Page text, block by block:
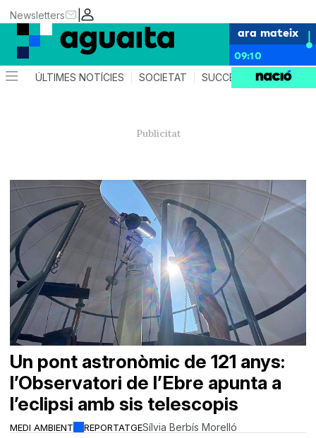
|
Newsletters
ara mateix
09:10
ÚLTIMES NOTÍCIES SOCIETAT SUCCESSOS AGENDA
MEDI AMBIENT REPORTATGE
Un pont astronòmic de 121 anys:
l’Observatori de l’Ebre apunta a
l’eclipsi amb sis telescopis
Sílvia Berbís Morelló